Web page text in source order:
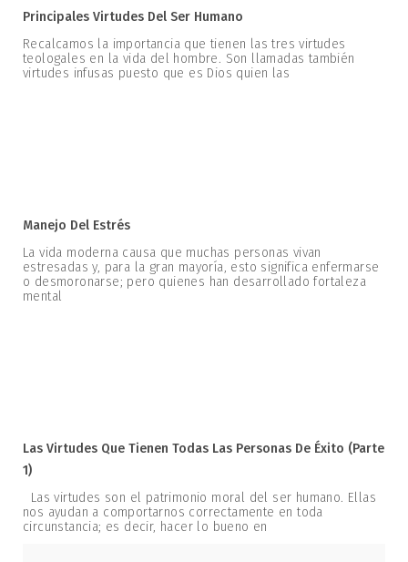
Principales Virtudes Del Ser Humano
Recalcamos la importancia que tienen las tres virtudes
teologales en la vida del hombre. Son llamadas también
virtudes infusas puesto que es Dios quien las
Manejo Del Estrés
La vida moderna causa que muchas personas vivan
estresadas y, para la gran mayoría, esto significa enfermarse
o desmoronarse; pero quienes han desarrollado fortaleza
mental
Las Virtudes Que Tienen Todas Las Personas De Éxito (parte
1)
Las virtudes son el patrimonio moral del ser humano. Ellas
nos ayudan a comportarnos correctamente en toda
circunstancia; es decir, hacer lo bueno en